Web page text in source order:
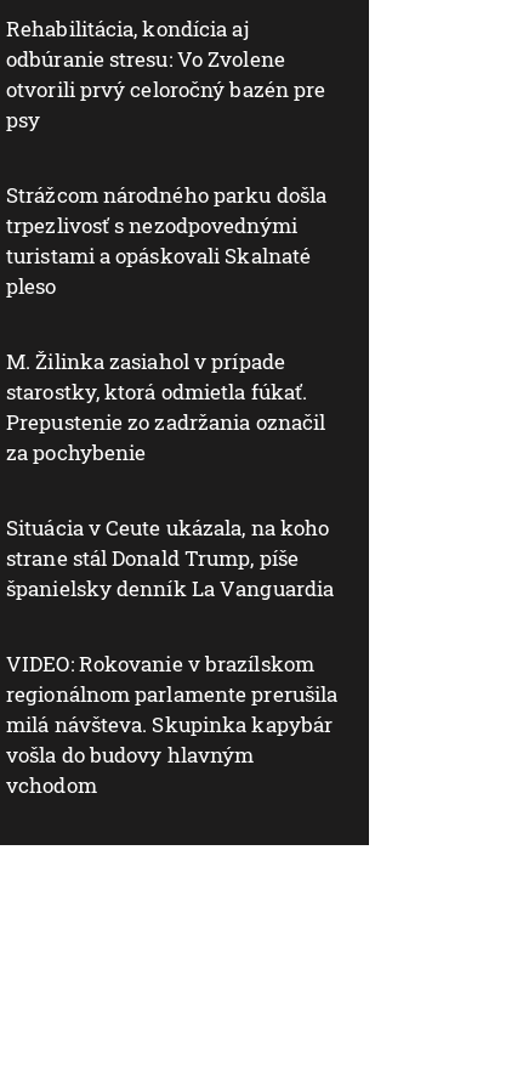
Rehabilitácia, kondícia aj
odbúranie stresu: Vo Zvolene
otvorili prvý celoročný bazén pre
psy
Strážcom národného parku došla
trpezlivosť s nezodpovednými
turistami a opáskovali Skalnaté
pleso
M. Žilinka zasiahol v prípade
starostky, ktorá odmietla fúkať.
Prepustenie zo zadržania označil
za pochybenie
Situácia v Ceute ukázala, na koho
strane stál Donald Trump, píše
španielsky denník La Vanguardia
VIDEO: Rokovanie v brazílskom
regionálnom parlamente prerušila
milá návšteva. Skupinka kapybár
vošla do budovy hlavným
vchodom